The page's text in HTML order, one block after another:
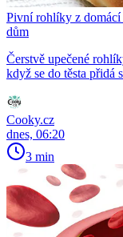
Pivní rohlíky z
dům
Čerstvě upečené
když se do těsta přidá
Cooky.cz
dnes, 06:20
3 min